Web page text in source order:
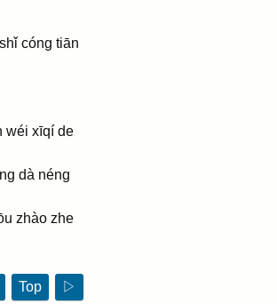
cóng tiān
wéi xīqí de
dà néng
zhào zhe
Top ▷